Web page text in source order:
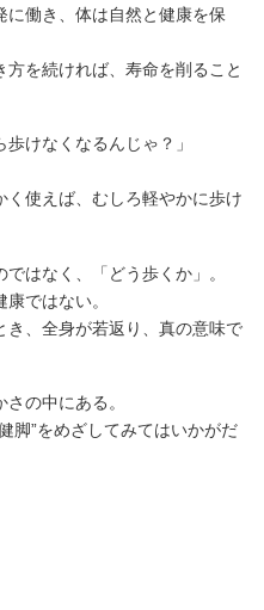
に働き、体は自然と健康を保
を続ければ、寿命を削ること
けなくなるんじゃ？」
く使えば、むしろ軽やかに歩け
はなく、「どう歩くか」。
ではない。
き、全身が若返り、真の意味で
の中にある。
脚”をめざしてみてはいかがだ